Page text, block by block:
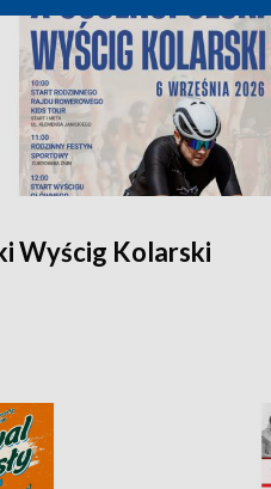
Wyścig Kolarski